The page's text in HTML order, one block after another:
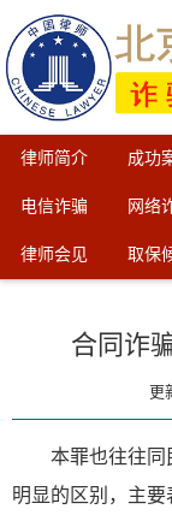
律师简介 成功
电信诈骗 网络
律师会见 取保
合同诈
更
本罪也往往同
明显的区别，主要